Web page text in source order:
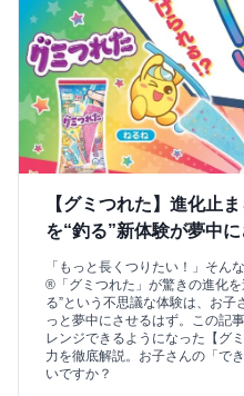
【グミつれた】進化止
を“釣る”新体験が夢中
「もっと長くつりたい！」そん
®「グミつれた」が驚きの進化
る”という不思議な体験は、お
っと夢中にさせるはず。この記
レンジできるようになった【グ
力を徹底解説。お子さんの「で
いですか？